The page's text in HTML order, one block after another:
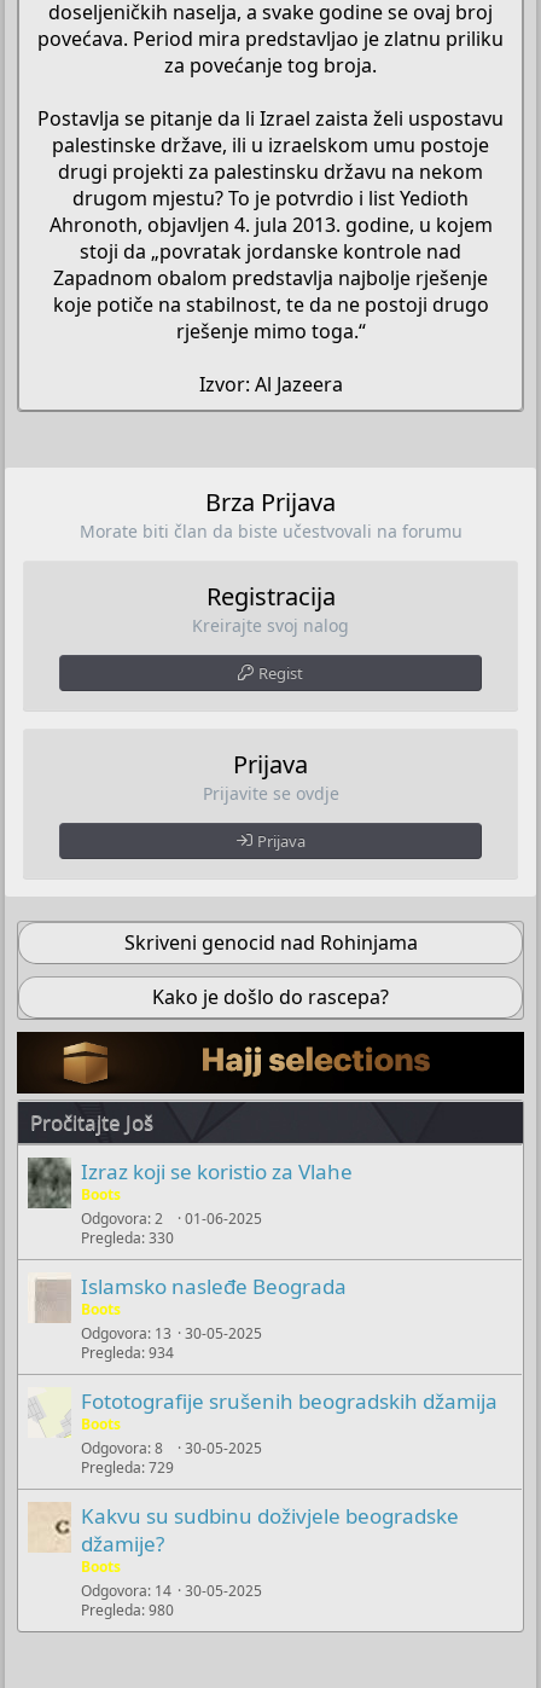
doseljeničkih naselja, a svake godine se ovaj broj
povećava. Period mira predstavljao je zlatnu priliku
za povećanje tog broja.
Postavlja se pitanje da li Izrael zaista želi uspostavu
palestinske države, ili u izraelskom umu postoje
drugi projekti za palestinsku državu na nekom
drugom mjestu? To je potvrdio i list Yedioth
Ahronoth, objavljen 4. jula 2013. godine, u kojem
stoji da „povratak jordanske kontrole nad
Zapadnom obalom predstavlja najbolje rješenje
koje potiče na stabilnost, te da ne postoji drugo
rješenje mimo toga.“
Izvor: Al Jazeera​
Brza Prijava
Morate biti član da biste učestvovali na forumu
Registracija
Kreirajte svoj nalog
Regist
Prijava
Prijavite se ovdje
Prijava
Skriveni genocid nad Rohinjama
Kako je došlo do rascepa?
Pročitajte Još
Izraz koji se koristio za Vlahe
Boots
Odgovora 2
Pregleda 330
01-06-2025
Islamsko nasleđe Beograda
Boots
Odgovora 13
Pregleda 934
30-05-2025
Fototografije srušenih beogradskih džamija
Boots
Odgovora 8
Pregleda 729
30-05-2025
Kakvu su sudbinu doživjele beogradske
džamije?
Boots
Odgovora 14
Pregleda 980
30-05-2025